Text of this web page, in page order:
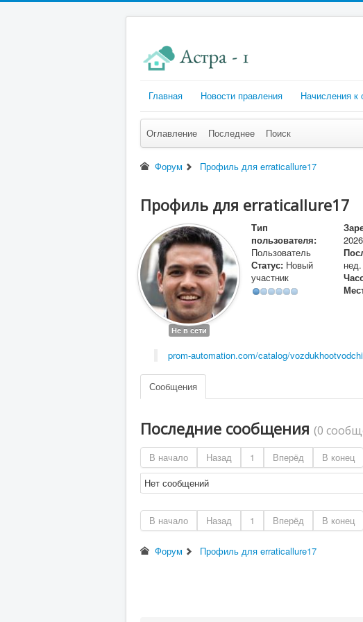
Главная Новости правления Начисления к
Оглавление Последнее Поиск
Форум Профиль для erraticallure17
Профиль для erraticallure17
Не в сети
Тип
пользователя:
Пользователь
Статус: Новый
участник
2026
prom-automation.com/catalog/
Сообщения
Последние сообщения (0
В начало Назад 1 Вперёд
В конец
Нет сообщений
В начало Назад 1 Вперёд В конец
Форум Профиль для erraticallure17